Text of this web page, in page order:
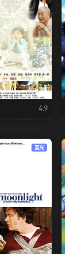
4.9
蓝光